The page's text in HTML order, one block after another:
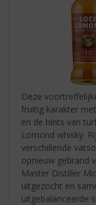
Deze
fruitig karakter
en de hints van
Lomond whisky.
verschillende
opnieuw gebrand
Master Distiller
uitgezocht en
uitgebalanceerde